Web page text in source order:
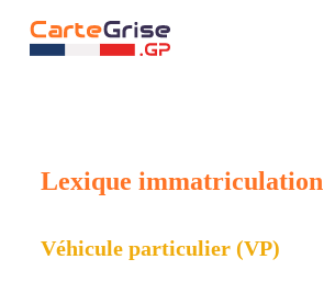
P
Lexique immatriculation
Véhicule particulier (VP)